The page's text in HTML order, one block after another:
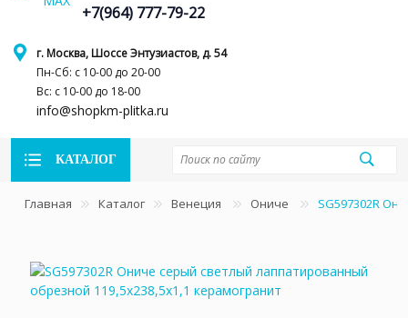
г. Москва, Шоссе Энтузиастов, д. 54
Пн-Сб: с 10-00 до 20-00
Вс: с 10-00 до 18-00
info@shopkm-plitka.ru
+7(964) 777-79-22
КАТАЛОГ
Главная Каталог Венеция Ониче SG597302R